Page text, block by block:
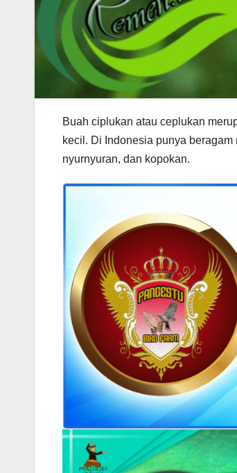
Buah ciplukan atau ceplukan
kecil. Di Indonesia punya
nyurnyuran, dan kopokan.